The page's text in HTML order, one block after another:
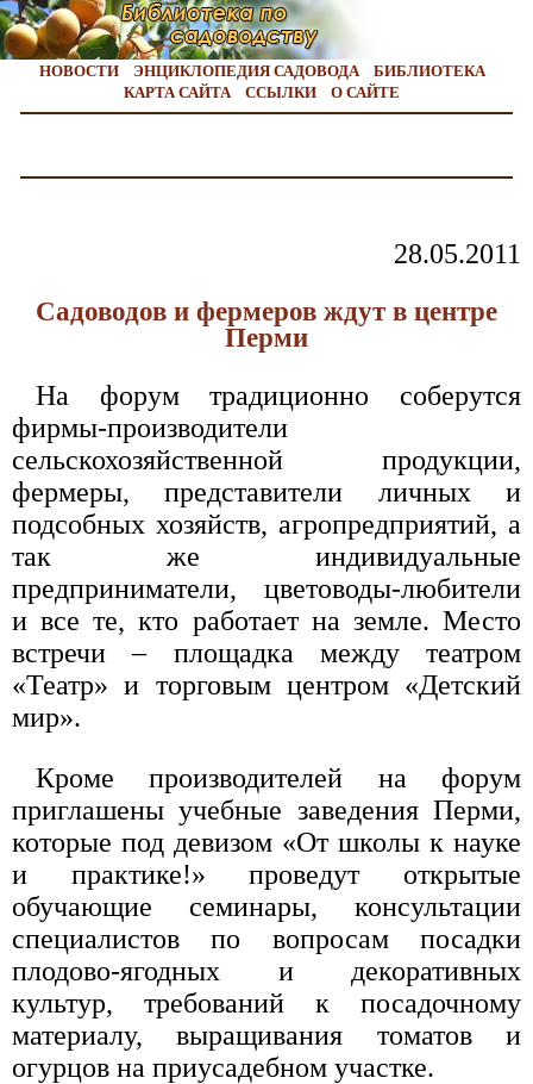
НОВОСТИ ЭНЦИКЛОПЕДИЯ САДОВОДА
БИБЛИОТЕКА
КАРТА САЙТА
ССЫЛКИ О САЙТЕ
28.05.2011
Садоводов и фермеров ждут в центре
Перми
На форум традиционно соберутся
фирмы-производители
сельскохозяйственной продукции,
фермеры, представители личных и
подсобных хозяйств, агропредприятий, а
так же индивидуальные
предприниматели, цветоводы-любители
и все те, кто работает на земле. Место
встречи – площадка между театром
«Театр» и торговым центром «Детский
мир».
Кроме производителей на форум
приглашены учебные заведения Перми,
которые под девизом «От школы к науке
и практике!» проведут открытые
обучающие семинары, консультации
специалистов по вопросам посадки
плодово-ягодных и декоративных
культур, требований к посадочному
материалу, выращивания томатов и
огурцов на приусадебном участке.